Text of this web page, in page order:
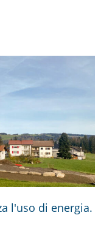
l'uso di energia.